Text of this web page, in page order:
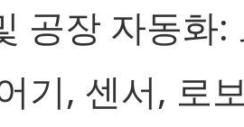
공장 자동화:
기, 센서, 로